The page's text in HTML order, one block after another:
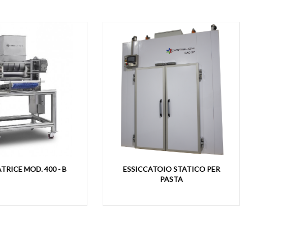
ESSICCATOIO STATICO PER
PASTORIZZATORE A